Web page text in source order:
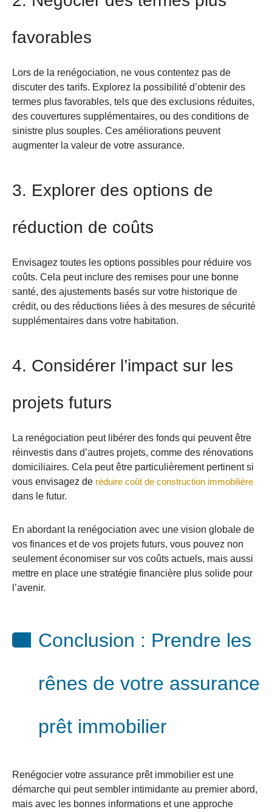
favorables
Lors de la renégociation, ne vous contentez pas de
discuter des tarifs. Explorez la possibilité d’obtenir des
termes plus favorables, tels que des exclusions réduites,
des couvertures supplémentaires, ou des conditions de
sinistre plus souples. Ces améliorations peuvent
augmenter la valeur de votre assurance.
3. Explorer des options de
réduction de coûts
Envisagez toutes les options possibles pour réduire vos
coûts. Cela peut inclure des remises pour une bonne
santé, des ajustements basés sur votre historique de
crédit, ou des réductions liées à des mesures de sécurité
supplémentaires dans votre habitation.
4. Considérer l’impact sur les
projets futurs
La renégociation peut libérer des fonds qui peuvent être
réinvestis dans d’autres projets, comme des rénovations
domiciliaires. Cela peut être particulièrement pertinent si
vous envisagez de réduire coût de construction immobilière
dans le futur.
En abordant la renégociation avec une vision globale de
vos finances et de vos projets futurs, vous pouvez non
seulement économiser sur vos coûts actuels, mais aussi
mettre en place une stratégie financière plus solide pour
l’avenir.
Conclusion : Prendre les
rênes de votre assurance
prêt immobilier
Renégocier votre assurance prêt immobilier est une
démarche qui peut sembler intimidante au premier abord,
mais avec les bonnes informations et une approche